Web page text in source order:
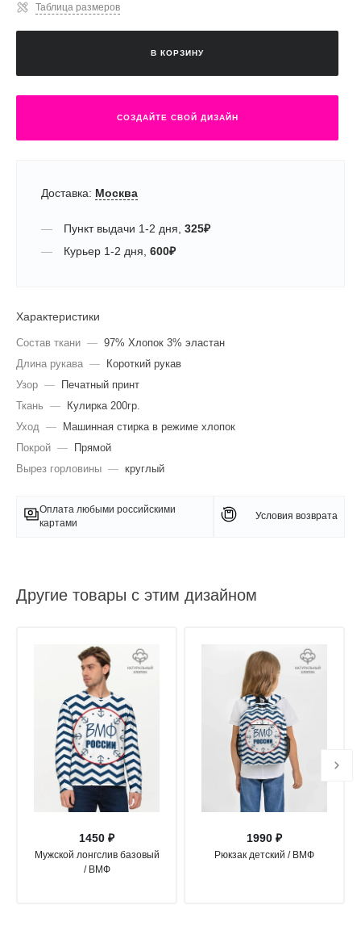
Таблица размеров
В КОРЗИНУ
СОЗДАЙТЕ СВОЙ ДИЗАЙН
Доставка: Москва
Пункт выдачи 1-2 дня 325₽
Курьер 1-2 дня 600₽
Характеристики
Состав ткани — 97% Хлопок 3% эластан
Длина рукава — Короткий рукав
Узор — Печатный принт
Ткань — Кулирка 200гр.
Уход — Машинная стирка в режиме хлопок
Покрой — Прямой
Вырез горловины — круглый
Оплата любыми российскими
картами
Условия возврата
Другие товары с этим дизайном
1450 ₽
Мужской лонгслив базовый
/ ВМФ
1990 ₽
Рюкзак детский / ВМФ